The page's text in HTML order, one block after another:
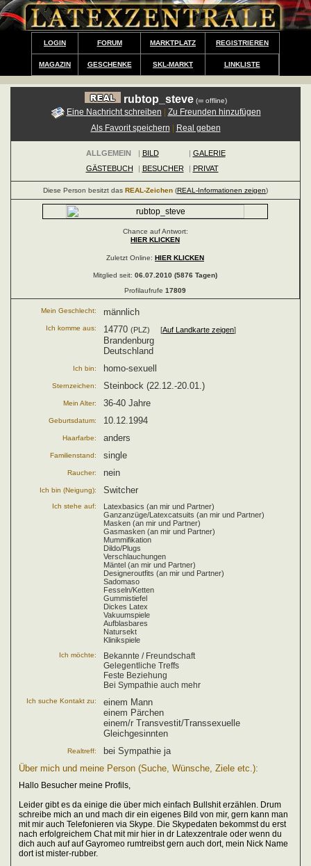
LOGIN FORUM MARKTPLATZ REGISTRIEREN
MAGAZIN GESCHENKE SKL-MARKT LINKLISTE
rubtop_steve ( offline)
Eine Nachricht schreiben
Zu Freunden hinzufügen
Als Favorit speichern
Real geben
ALLGEMEIN | BILD | GALERIE
GÄSTEBUCH
| BESUCHER | PRIVAT
Diese Person besitzt das REAL-Zeichen (REAL-Informationen zeigen)
Chance auf Antwort:
HIER KLICKEN
Zuletzt Online: HIER KLICKEN
Mitglied seit: 06.07.2010 (5876 Tagen)
Profilaufrufe 17809
Mein Geschlecht: männlich
Ich komme aus: 14770 (PLZ) [Auf Landkarte zeigen]
Brandenburg
Deutschland
Ich bin: homo-sexuell
Sternzeichen: Steinbock (22.12.-20.01.)
Mein Alter: 36-40 Jahre
Geburtsdatum: 10.12.1994
Haarfarbe: anders
Familienstand: single
Raucher: nein
Ich bin (Neigung): Switcher
Ich stehe auf:
Latexbasics (an mir und Partner)
Ganzanzüge/Latexcatsuits (an mir und Partner)
Masken (an mir und Partner)
Gasmasken (an mir und Partner)
Mummifikation
Dildo/Plugs
Verschlauchungen
Mäntel (an mir und Partner)
Designeroutfits (an mir und Partner)
Sadomaso
Fesseln/Ketten
Gummistiefel
Dickes Latex
Vakuumspiele
Aufblasbares
Natursekt
Klinikspiele
Ich möchte:
Bekannte / Freundschaft
Gelegentliche Treffs
Feste Beziehung
Bei Sympathie auch mehr
Ich suche Kontakt zu:
einem Mann
einem Pärchen
einem/r Transvestit/Transsexuelle
Gleichgesinnten
Realtreff:
bei Sympathie ja
Über mich und meine Person (Suche, Wünsche, Ziele etc.):
Hallo Besucher meine Profils,
Leider gibt es da einige die über mich einfach Bullshit erzählen. Drum
schreibe mich an und mach dir ein eigenes Bild von mir, gern kann man
mit mir auch Telefonieren via Skype. Die Skypedaten bekommst du erst
nach erfolgreichem Chat mit mir hier in dr Latexzentrale oder wenn du
dich auch auf auf Gayromeo rumtreibst gern auch dort, mein Nick Name
dort ist mister-rubber.